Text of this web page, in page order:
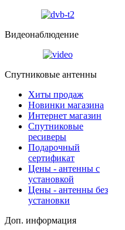
Видеонаблюдение
Спутниковые антенны
Хиты продаж
Новинки магазина
Интернет магазин
Спутниковые
ресиверы
Подарочный
сертификат
Цены - антенны с
установкой
Цены - антенны без
установки
Доп. информация